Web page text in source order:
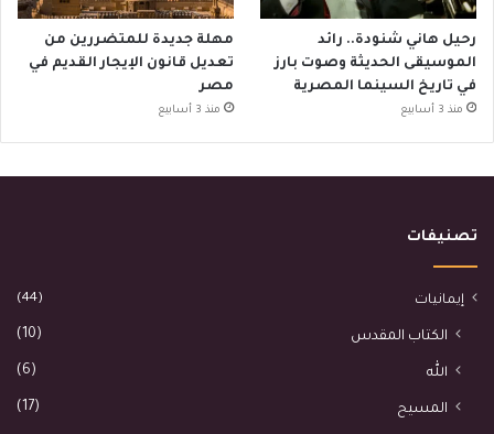
رحيل هاني شنودة.. رائد
الموسيقى الحديثة وصوت بارز
في تاريخ السينما المصرية
منذ 3 أسابيع
مهلة جديدة للمتضررين من
تعديل قانون الإيجار القديم في
مصر
منذ 3 أسابيع
تصنيفات
إيمانيات (44)
الكتاب المقدس (10)
الله (6)
المسيح (17)